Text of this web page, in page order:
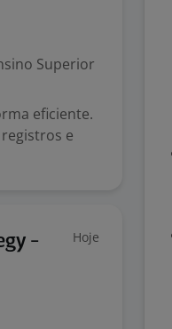
Superior
eficiente.
e
-
Hoje